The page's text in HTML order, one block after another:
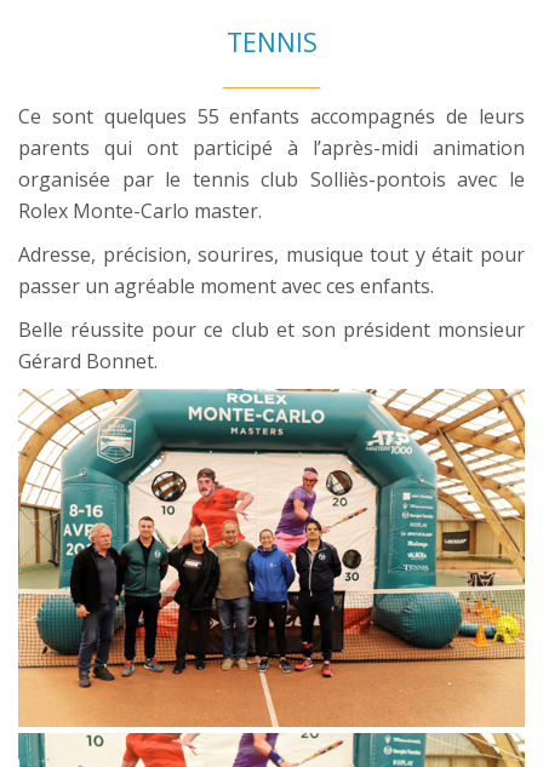
TENNIS
Ce sont quelques 55 enfants accompagnés de leurs
parents qui ont participé à l’après-midi animation
organisée par le tennis club Solliès-pontois avec le
Rolex Monte-Carlo master.
Adresse, précision, sourires, musique tout y était pour
passer un agréable moment avec ces enfants.
Belle réussite pour ce club et son président monsieur
Gérard Bonnet.